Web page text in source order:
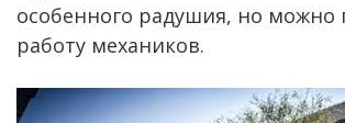
особенного радушия, но можно
работу механиков.